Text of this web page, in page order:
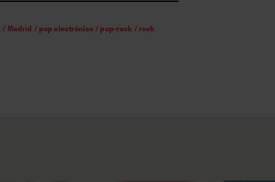
con “El magnetismo”,
plan”, más cerca de New
argentino no provocan grandes
deja lugar a demasiadas fisuras a
/ Madrid / pop electrónico / pop-rock / rock